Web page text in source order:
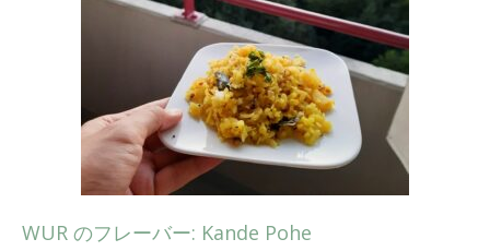
WUR のフレーバー: Kande Pohe